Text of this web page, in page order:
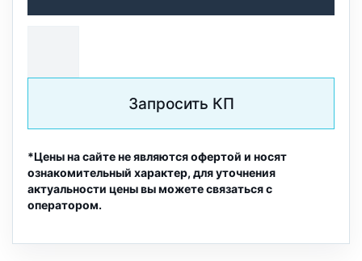
Запросить КП
*Цены на сайте не являются офертой и носят
ознакомительный характер, для уточнения
актуальности цены вы можете связаться с
оператором.